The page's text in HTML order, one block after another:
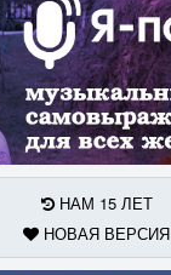
НАМ 15 ЛЕТ
НОВАЯ ВЕРСИЯ